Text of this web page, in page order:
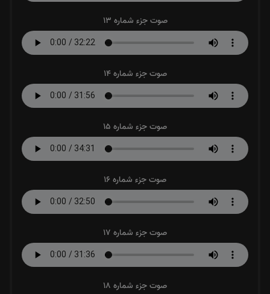
صوت جزء شماره 13
صوت جزء شماره 14
صوت جزء شماره 15
صوت جزء شماره 16
صوت جزء شماره 17
صوت جزء شماره 18